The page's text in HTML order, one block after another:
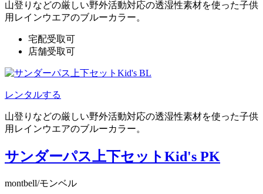
山登りなどの厳しい野外活動対応の透湿性素材を使った子供
用レインウエアのブルーカラー。
宅配受取可
店舗受取可
レンタルする
山登りなどの厳しい野外活動対応の透湿性素材を使った子供
用レインウエアのブルーカラー。
サンダーパス上下セットKid's PK
montbell/モンベル